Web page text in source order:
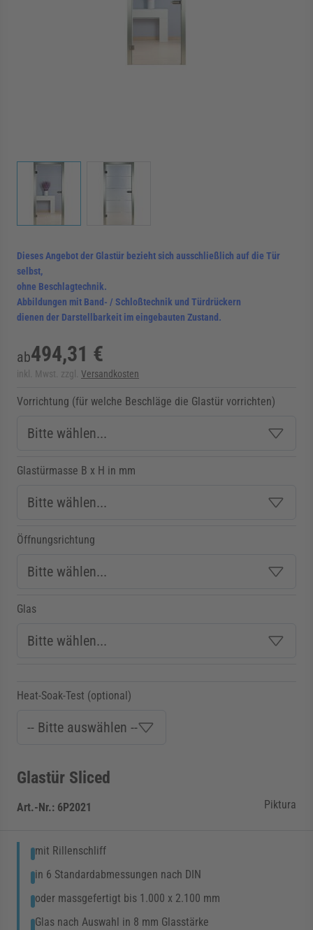
für Kategorie Zargen anzeigen
View larger image
Dieses Angebot der Glastür bezieht sich ausschließlich auf die Tür
selbst,
ohne Beschlagtechnik.
Abbildungen mit Band- / Schloßtechnik und Türdrückern
dienen der Darstellbarkeit im eingebauten Zustand.
ab494,31 €
inkl. Mwst. zzgl. Versandkosten
Vorrichtung (für welche Beschläge die Glastür vorrichten)
Glastürmasse B x H in mm
Öffnungsrichtung
Glas
Heat-Soak-Test (optional)
Glastür Sliced
Art.-Nr.: 6P2021 Piktura
mit Rillenschliff
in 6 Standardabmessungen nach DIN
oder massgefertigt bis 1.000 x 2.100 mm
Glas nach Auswahl in 8 mm Glasstärke